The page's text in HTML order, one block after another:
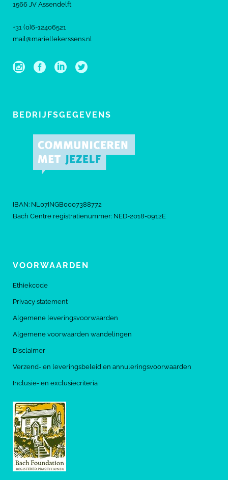
1566 JV Assendelft
+31 (0)6-12406521
mail@mariellekerssens.nl
BEDRIJFSGEGEVENS
IBAN: NL07INGB0007388772
Bach Centre registratienummer: NED-2018-0912E
VOORWAARDEN
Ethiekcode
Privacy statement
Algemene leveringsvoorwaarden
Algemene voorwaarden wandelingen
Disclaimer
Verzend- en leveringsbeleid en annuleringsvoorwaarden
Inclusie- en exclusiecriteria